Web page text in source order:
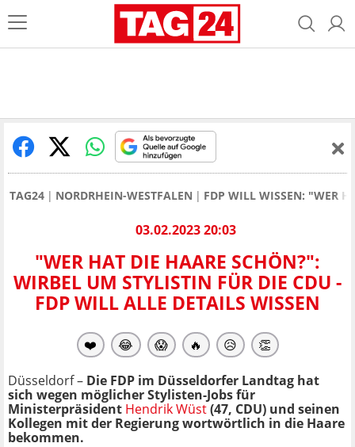
TAG24 NORDRHEIN-WESTFALEN FDP WILL WISSEN: "WER
03.02.2023 20:03
"WER HAT DIE HAARE SCHÖN?":
WIRBEL UM STYLISTIN FÜR DIE CDU -
FDP WILL ALLE DETAILS WISSEN
❤️ 😂 😱 🔥 😥 👏
Düsseldorf – Die FDP im Düsseldorfer Landtag hat
sich wegen möglicher Stylisten-Jobs für
Ministerpräsident Hendrik Wüst(47, CDU) und seinen
Kollegen mit der Regierung wortwörtlich in die Haare
bekommen.